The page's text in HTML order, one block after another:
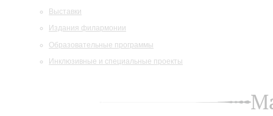
Выставки
Издания филармонии
Образовательные программы
Инклюзивные и специальные проекты